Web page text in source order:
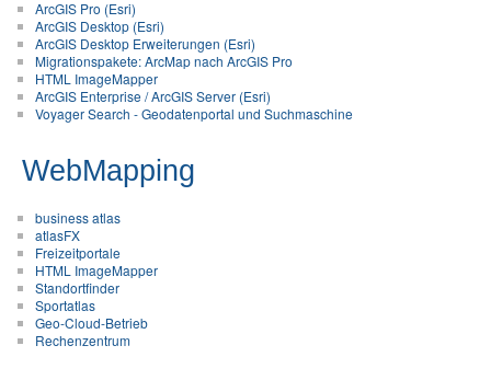
ArcGIS Pro (Esri)
ArcGIS Desktop (Esri)
ArcGIS Desktop Erweiterungen (Esri)
Migrationspakete: ArcMap nach ArcGIS Pro
HTML ImageMapper
ArcGIS Enterprise / ArcGIS Server (Esri)
Voyager Search - Geodatenportal und Suchmaschine
WebMapping
business atlas
atlasFX
Freizeitportale
HTML ImageMapper
Standortfinder
Sportatlas
Geo-Cloud-Betrieb
Rechenzentrum